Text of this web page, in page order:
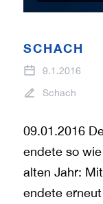
SCHACH
9.1.2016
Schach
09.01.2016
endete so
alten Jahr:
endete